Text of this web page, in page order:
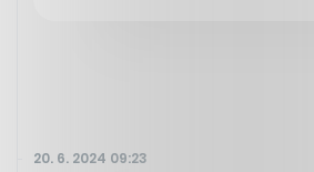
20. 6. 2024 09:23